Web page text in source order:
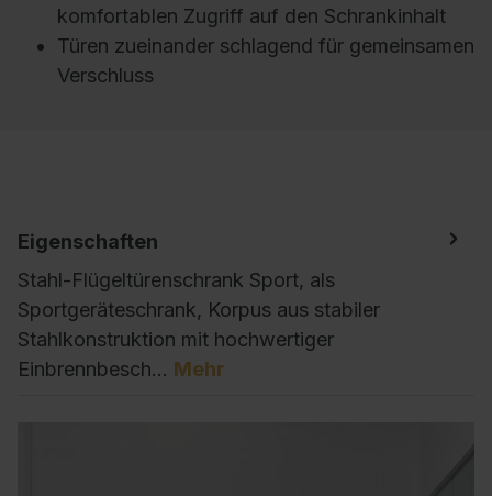
komfortablen Zugriff auf den Schrankinhalt
Türen zueinander schlagend für gemeinsamen
Verschluss
Eigenschaften
Stahl-Flügeltürenschrank Sport, als
Sportgeräteschrank, Korpus aus stabiler
Stahlkonstruktion mit hochwertiger
Einbrennbesch… Mehr